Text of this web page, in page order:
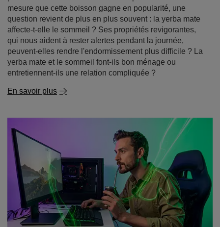
mesure que cette boisson gagne en popularité, une
question revient de plus en plus souvent : la yerba mate
affecte-t-elle le sommeil ? Ses propriétés revigorantes,
qui nous aident à rester alertes pendant la journée,
peuvent-elles rendre l'endormissement plus difficile ? La
yerba mate et le sommeil font-ils bon ménage ou
entretiennent-ils une relation compliquée ?
En savoir plus